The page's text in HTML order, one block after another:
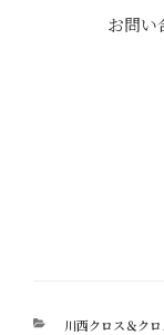
お問い
カ
川西クロス＆クロ